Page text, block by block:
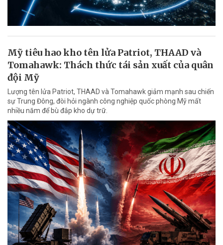
Mỹ tiêu hao kho tên lửa Patriot, THAAD và
Tomahawk: Thách thức tái sản xuất của quân
đội Mỹ
Lượng tên lửa Patriot, THAAD và Tomahawk giảm mạnh sau chiến
sự Trung Đông, đòi hỏi ngành công nghiệp quốc phòng Mỹ mất
nhiều năm để bù đắp kho dự trữ.